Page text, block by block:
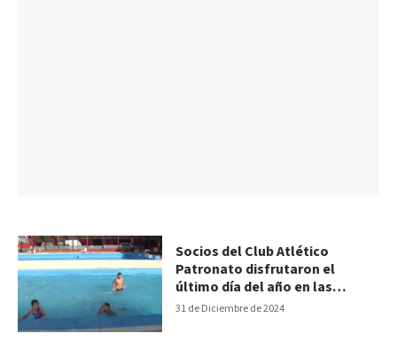
31 de Diciembre de 2024
Socios del Club Atlético
Patronato disfrutaron el
último día del año en las
piletas